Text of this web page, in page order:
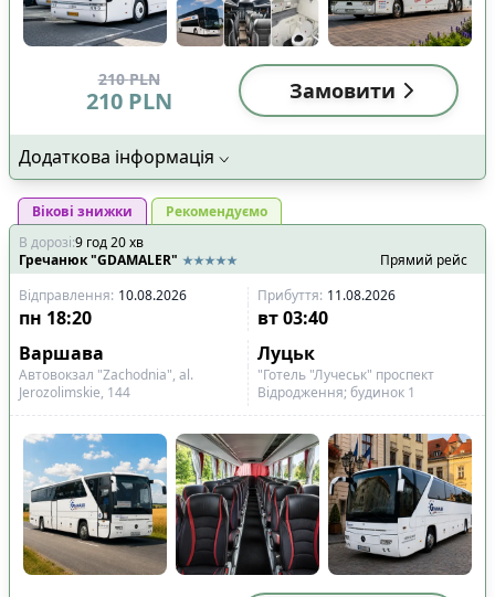
210 PLN
210 PLN Замовити
Додаткова інформація
Вікові знижки
Рекомендуємо
В дорозі:9 год20хв
Гречанюк "GDAMALER"
Прямий рейс
Відправлення: 10.08.2026 Прибуття: 11.08.2026
пн 18:20 вт 03:40
Варшава
Луцьк
Автовокзал "Zachodnia", al.
Jerozolimskie, 144
"Готель "Лучеськ" проспект
Відродження; будинок 1